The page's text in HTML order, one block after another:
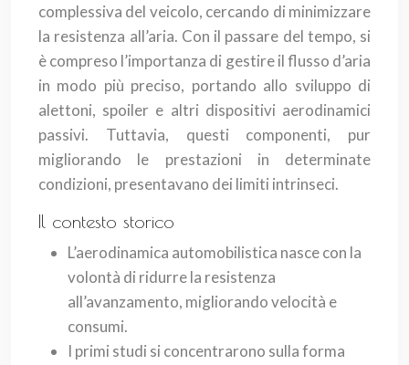
complessiva del veicolo, cercando di minimizzare
la resistenza all’aria. Con il passare del tempo, si
è compreso l’importanza di gestire il flusso d’aria
in modo più preciso, portando allo sviluppo di
alettoni, spoiler e altri dispositivi aerodinamici
passivi. Tuttavia, questi componenti, pur
migliorando le prestazioni in determinate
condizioni, presentavano dei limiti intrinseci.
Il contesto storico
L’aerodinamica automobilistica nasce con la
volontà di ridurre la resistenza
all’avanzamento, migliorando velocità e
consumi.
I primi studi si concentrarono sulla forma